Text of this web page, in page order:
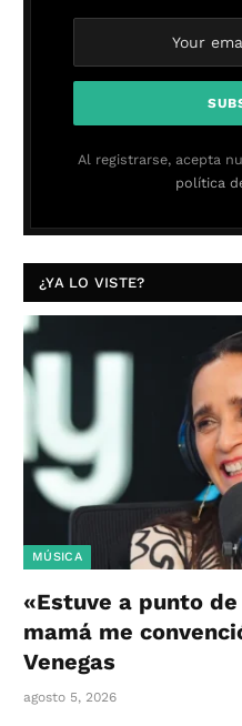
Al registrarse, acepta
política
¿YA LO VISTE?
MÚSICA
«Estuve a punto
mamá me
Venegas
agosto 5, 2026